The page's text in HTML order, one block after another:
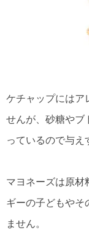
ケチャップにはア
せんが、砂糖やブ
っているので与え
マヨネーズは原材
ギーの子どもやそ
ません。